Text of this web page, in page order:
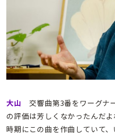
大山
交響曲第3番をワーグナ
の評価は芳しくなかったんだ
時期にこの曲を作曲していて